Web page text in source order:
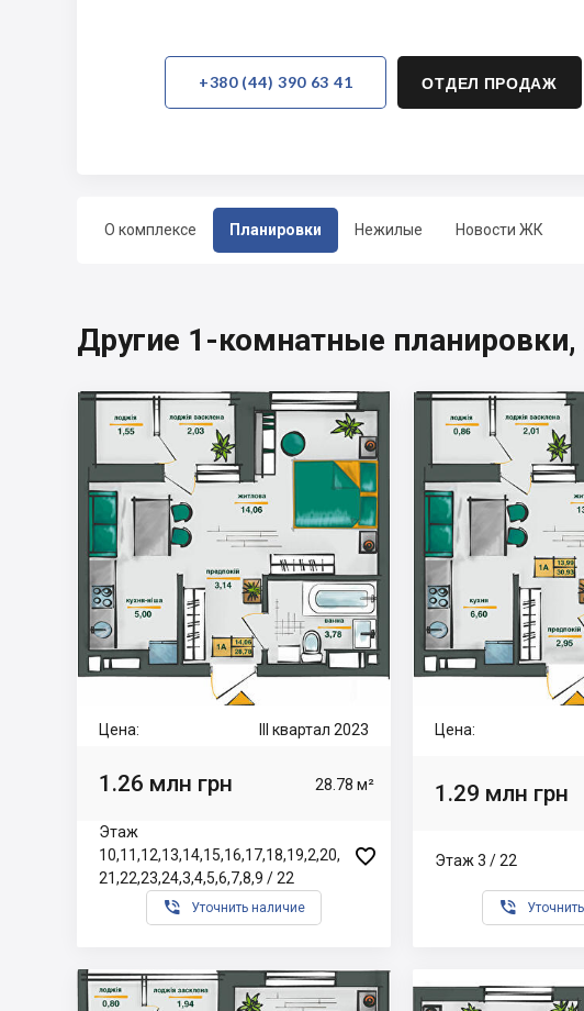
О комплексе Планировки Нежилые Новости ЖК
+380 (44) 390 63 41 ОТДЕЛ ПРОДАЖ
Другие 1-комнатные
Цена: III квартал 2023
1.26 млн грн 28.78 м²
Этаж
10,11,12,13,14,15,16,17,18,19,2,20,
21,22,23,24,3,4,5,6,7,8,9 / 22

 Уточнить наличие
Цена:
1.29 млн грн
Этаж 3 / 22
